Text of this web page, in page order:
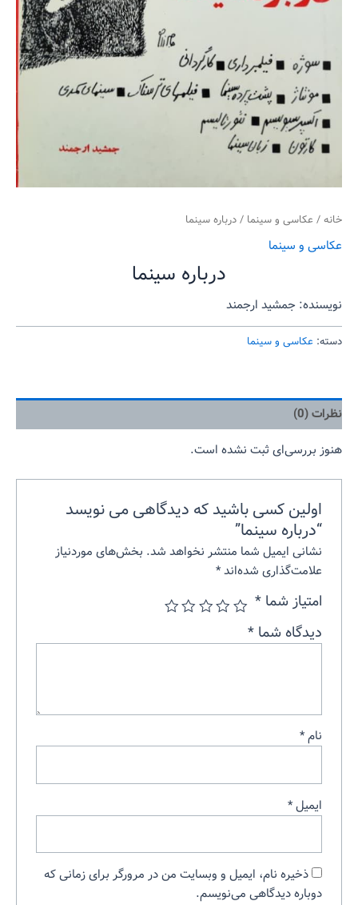
خانه/ عکاسی و سینما / درباره سینما
عکاسی و سینما
درباره سینما
نویسنده: جمشید ارجمند
دسته: عکاسی و سینما
نظرات (0)
هنوز بررسی‌ای ثبت نشده است.
اولین کسی باشید که دیدگاهی می نویسد
“درباره سینما”
نشانی ایمیل شما منتشر نخواهد شد. بخش‌های موردنیاز
علامت‌گذاری شده‌اند*
امتیاز شما*
دیدگاه شما*
نام*
ایمیل*
ذخیره نام، ایمیل و وبسایت من در مرورگر برای زمانی که
دوباره دیدگاهی می‌نویسم.